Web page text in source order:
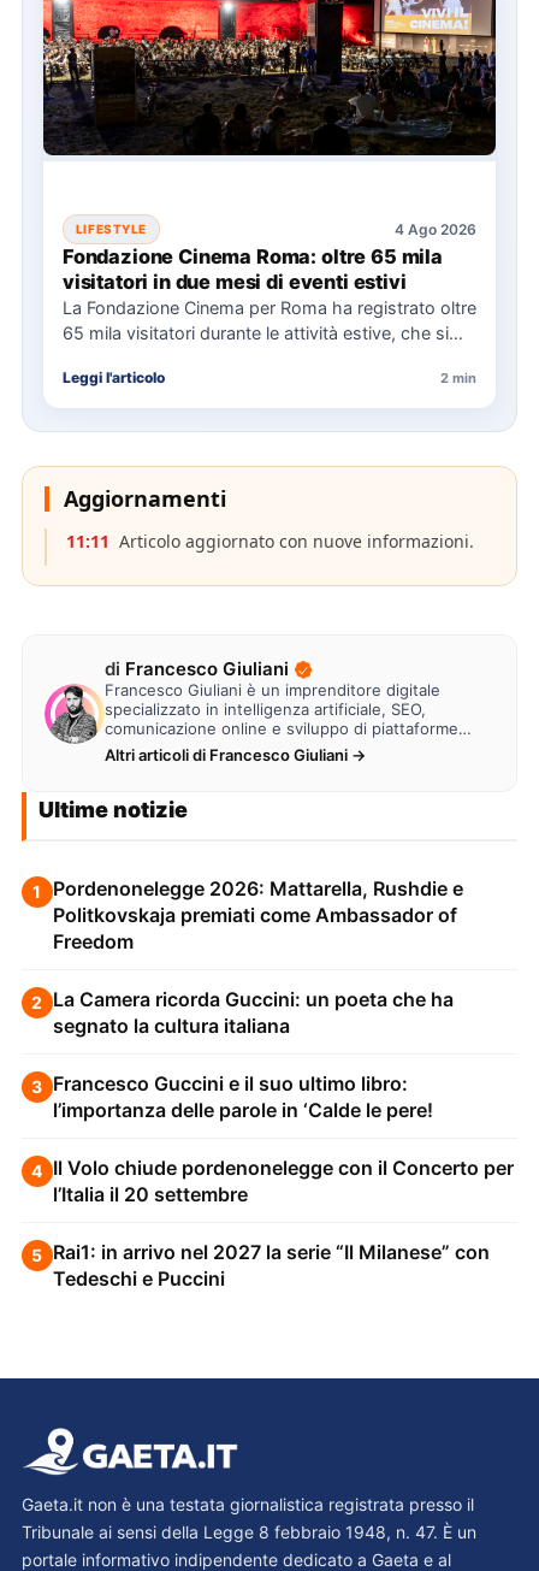
LIFESTYLE 4 Ago 2026
Fondazione Cinema Roma: oltre 65 mila
visitatori in due mesi di eventi estivi
La Fondazione Cinema per Roma ha registrato oltre
65 mila visitatori durante le attività estive, che si
Leggi l'articolo 2 min
Aggiornamenti
11:11 Articolo aggiornato con nuove informazioni.
di Francesco Giuliani
Francesco Giuliani è un imprenditore digitale
specializzato in intelligenza artificiale, SEO,
comunicazione online e sviluppo di piattaforme
web. Lavora alla creazione di…
Altri articoli di Francesco Giuliani →
Ultime notizie
1
Pordenonelegge 2026: Mattarella, Rushdie e
Politkovskaja premiati come Ambassador of
Freedom
2 La Camera ricorda Guccini: un poeta che ha
segnato la cultura italiana
3 Francesco Guccini e il suo ultimo libro:
l’importanza delle parole in ‘Calde le pere!
4 Il Volo chiude pordenonelegge con il Concerto per
l’Italia il 20 settembre
5 Rai1: in arrivo nel 2027 la serie “Il Milanese” con
Tedeschi e Puccini
Gaeta.it non è una testata giornalistica registrata presso il
Tribunale ai sensi della Legge 8 febbraio 1948, n. 47. È un
portale informativo indipendente dedicato a Gaeta e al